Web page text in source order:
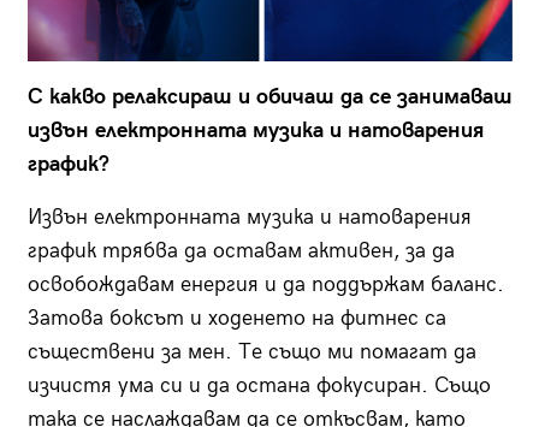
С какво релаксираш и обичаш да се занимаваш
извън електронната музика и натоварения
график?
Извън електронната музика и натоварения
график трябва да оставам активен, за да
освобождавам енергия и да поддържам баланс.
Затова боксът и ходенето на фитнес са
съществени за мен. Те също ми помагат да
изчистя ума си и да остана фокусиран. Също
така се наслаждавам да се откъсвам, като